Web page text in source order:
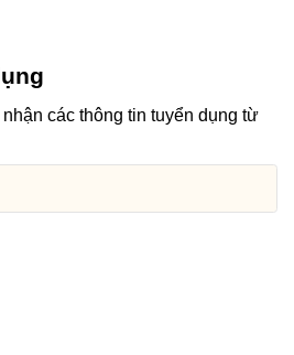
các thông tin tuyển dụng từ